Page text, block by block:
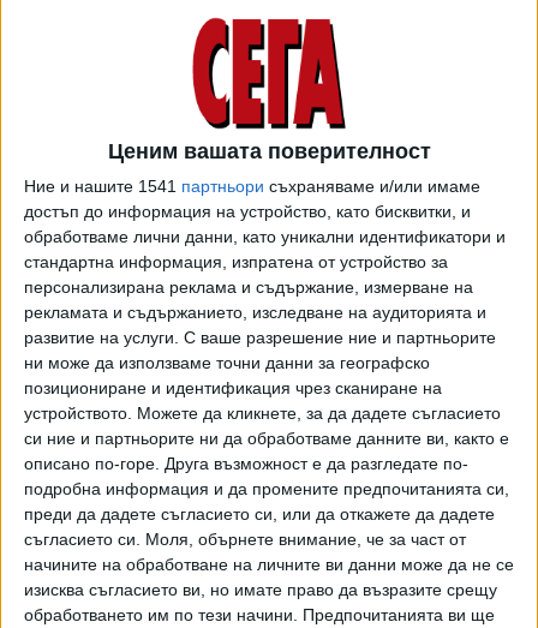
Ценим вашата поверителност
Ние и нашите 1541 партньори съхраняваме и/или имаме
достъп до информация на устройство, като бисквитки, и
обработваме лични данни, като уникални идентификатори и
стандартна информация, изпратена от устройство за
персонализирана реклама и съдържание, измерване на
рекламата и съдържанието, изследване на аудиторията и
развитие на услуги. С ваше разрешение ние и партньорите
ни може да използваме точни данни за географско
позициониране и идентификация чрез сканиране на
устройството. Можете да кликнете, за да дадете съгласието
си ние и партньорите ни да обработваме данните ви, както е
описано по-горе. Друга възможност е да разгледате по-
подробна информация и да промените предпочитанията си,
преди да дадете съгласието си, или да откажете да дадете
съгласието си.
Моля, обърнете внимание, че за част от
начините на обработване на личните ви данни може да не се
изисква съгласието ви, но имате право да възразите срещу
обработването им по тези начини. Предпочитанията ви ще
Хавайската Богородица заплака с фентанилови сълзи
Видео Разгледай всички